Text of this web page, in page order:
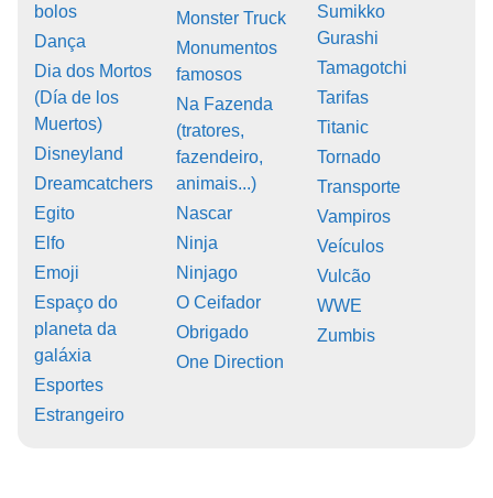
bolos
Dança
Dia dos Mortos
(Día de los
Muertos)
Disneyland
Dreamcatchers
Egito
Elfo
Emoji
Espaço do
planeta da
galáxia
Esportes
Estrangeiro
Monster Truck
Monumentos
famosos
Na Fazenda
(tratores,
fazendeiro,
animais...)
Nascar
Ninja
Ninjago
O Ceifador
Obrigado
One Direction
Sumikko
Gurashi
Tamagotchi
Tarifas
Titanic
Tornado
Transporte
Vampiros
Veículos
Vulcão
WWE
Zumbis